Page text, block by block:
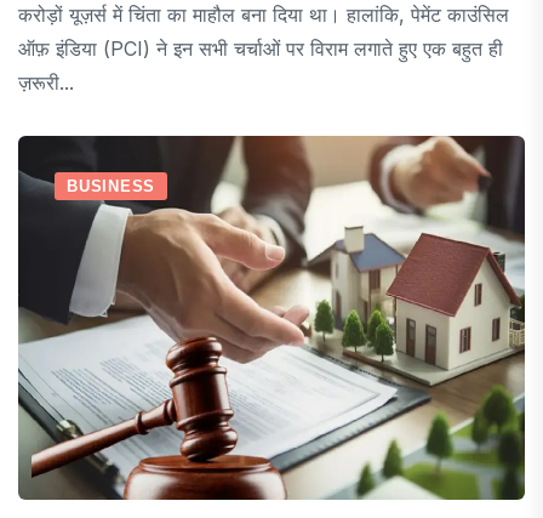
करोड़ों यूज़र्स में चिंता का माहौल बना दिया था। हालांकि, पेमेंट काउंसिल
ऑफ़ इंडिया (PCI) ने इन सभी चर्चाओं पर विराम लगाते हुए एक बहुत ही
ज़रूरी...
BUSINESS